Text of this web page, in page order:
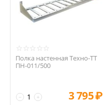
Полка настенная Техно-ТТ
ПН-011/500
+
− 3 795₽